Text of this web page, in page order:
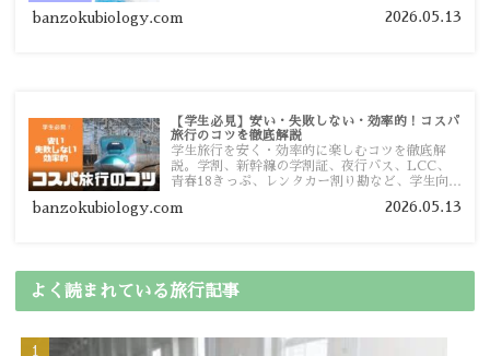
banzokubiology.com 2026.05.13
【学生必見】安い・失敗しない・効率的！コスパ
旅行のコツを徹底解説
学生旅行を安く・効率的に楽しむコツを徹底解
説。学割、新幹線の学割証、夜行バス、LCC、
青春18きっぷ、レンタカー割り勘など、学生向け
banzokubiology.com 2026.05.13
よく読まれている旅行記事